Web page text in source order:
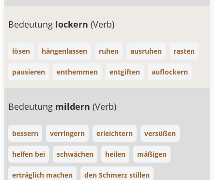
Bedeutung lockern(Verb)
lösen hängenlassen ruhen ausruhen rasten
pausieren enthemmen entgiften auflockern
Bedeutung mildern(Verb)
bessern verringern erleichtern versüßen
helfen bei schwächen heilen mäßigen
erträglich machen den Schmerz stillen